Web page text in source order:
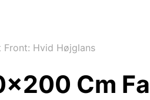
Hvid Højglans
Cm